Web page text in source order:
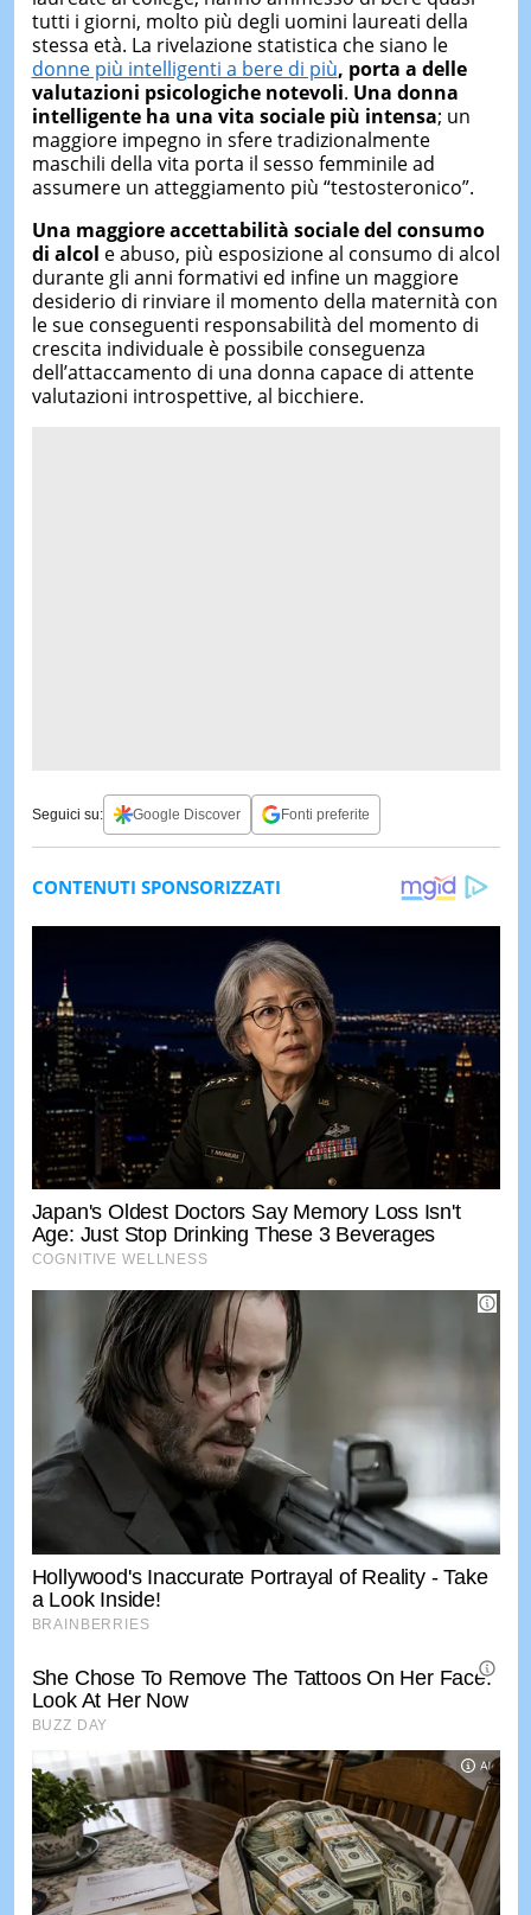
tutti i giorni, molto più degli uomini laureati della
stessa età. La rivelazione statistica che siano le
donne più intelligenti a bere di più, porta a delle
valutazioni psicologiche notevoli. Una donna
intelligente ha una vita sociale più intensa; un
maggiore impegno in sfere tradizionalmente
maschili della vita porta il sesso femminile ad
assumere un atteggiamento più “testosteronico”.
Una maggiore accettabilità sociale del consumo
di alcol e abuso, più esposizione al consumo di alcol
durante gli anni formativi ed infine un maggiore
desiderio di rinviare il momento della maternità con
le sue conseguenti responsabilità del momento di
crescita individuale è possibile conseguenza
dell’attaccamento di una donna capace di attente
valutazioni introspettive, al bicchiere.
Seguici su: Google Discover Fonti preferite